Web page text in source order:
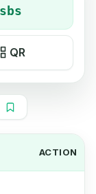
QR
ACTION